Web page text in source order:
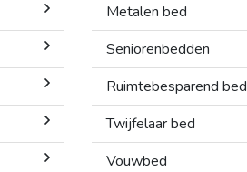
Metalen bed
Seniorenbedden
Ruimtebesparend bed
Twijfelaar bed
Vouwbed